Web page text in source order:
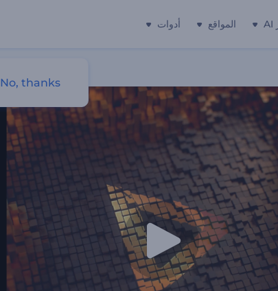
المواقع أدوات
No, thanks